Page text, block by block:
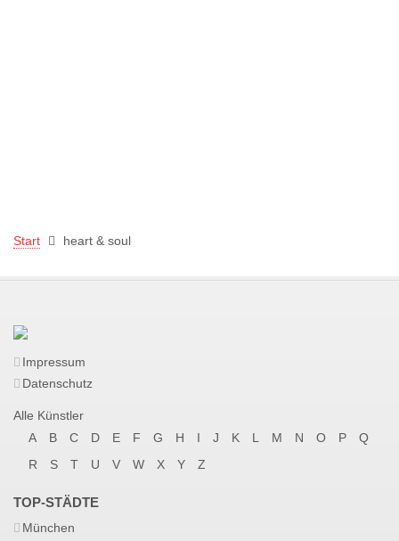
Start heart & soul
Impressum
Datenschutz
Alle Künstler
A
B C D E F G H I J K L M N O P
Q
R
S T U V W X Y Z
TOP-STÄDTE
München